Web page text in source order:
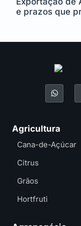
e prazos que
Agricultura
Cana-de-Açúcar
Citrus
Grãos
Hortfruti